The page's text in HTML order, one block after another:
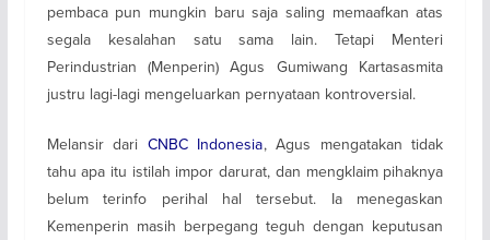
pembaca pun mungkin baru saja saling memaafkan atas
segala kesalahan satu sama lain. Tetapi Menteri
Perindustrian (Menperin) Agus Gumiwang Kartasasmita
justru lagi-lagi mengeluarkan pernyataan kontroversial.
Melansir dari CNBC Indonesia, Agus mengatakan tidak
tahu apa itu istilah impor darurat, dan mengklaim pihaknya
belum terinfo perihal hal tersebut. Ia menegaskan
Kemenperin masih berpegang teguh dengan keputusan